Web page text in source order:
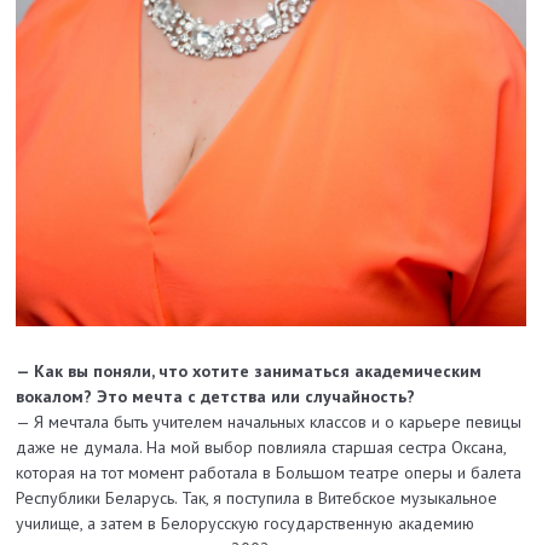
— Как вы поняли, что хотите заниматься академическим
вокалом? Это мечта с детства или случайность?
— Я мечтала быть учителем начальных классов и о карьере певицы
даже не думала. На мой выбор повлияла старшая сестра Оксана,
которая на тот момент работала в Большом театре оперы и балета
Республики Беларусь. Так, я поступила в Витебское музыкальное
училище, а затем в Белорусскую государственную академию